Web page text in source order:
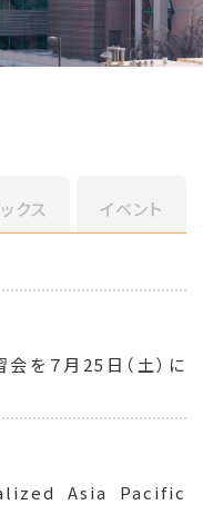
クス イベント
を７月25日（土）に
Asia Pacific